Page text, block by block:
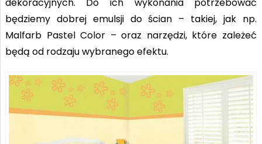
będziemy dobrej emulsji do ścian – takiej, jak np.
Malfarb Pastel Color – oraz narzędzi, które zależeć
będą od rodzaju wybranego efektu.